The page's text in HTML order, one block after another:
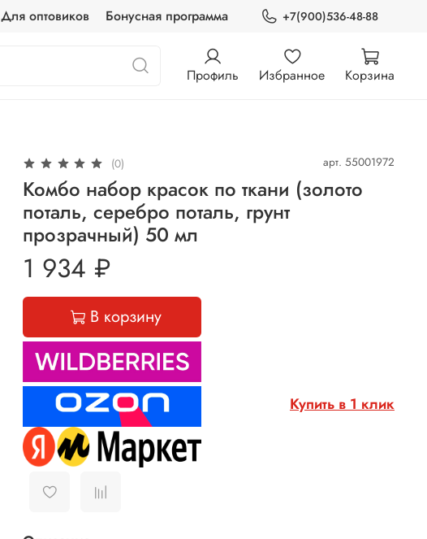
Для оптовиков Бонусная программа +7(900)536-48-88
Профиль Избранное Корзина
(0) арт. 55001972
Комбо набор красок по ткани (золото
поталь, серебро поталь, грунт
прозрачный) 50 мл
1 934 ₽
В корзину
Купить в 1 клик